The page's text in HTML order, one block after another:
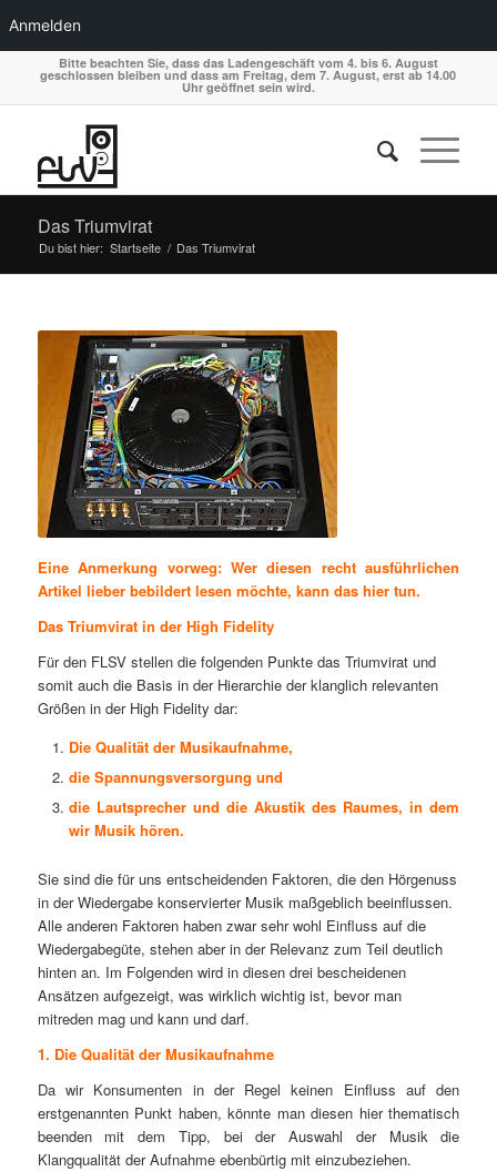
Anmelden
Bitte beachten Sie, dass das Ladengeschäft vom 4. bis 6. August
geschlossen bleiben und dass am Freitag, dem 7. August, erst ab 14.00
Uhr geöffnet sein wird.
Das Triumvirat
Du bist hier: Startseite / Das Triumvirat
Eine Anmerkung vorweg: Wer diesen recht ausführlichen
Artikel lieber bebildert lesen möchte, kann das hiertun.
Das Triumvirat in der High Fidelity
Für den FLSV stellen die folgenden Punkte das Triumvirat und
somit auch die Basis in der Hierarchie der klanglich relevanten
Größen in der High Fidelity dar:
Die Qualität der Musikaufnahme,
die Spannungsversorgung und
die Lautsprecher und die Akustik des Raumes, in dem
wir Musik hören.
Sie sind die für uns entscheidenden Faktoren, die den Hörgenuss
in der Wiedergabe konservierter Musik maßgeblich beeinflussen.
Alle anderen Faktoren haben zwar sehr wohl Einfluss auf die
Wiedergabegüte, stehen aber in der Relevanz zum Teil deutlich
hinten an. Im Folgenden wird in diesen drei bescheidenen
Ansätzen aufgezeigt, was wirklich wichtig ist, bevor man
mitreden mag und kann und darf.
1. Die Qualität der Musikaufnahme
Da wir Konsumenten in der Regel keinen Einfluss auf den
erstgenannten Punkt haben, könnte man diesen hier thematisch
beenden mit dem Tipp, bei der Auswahl der Musik die
Klangqualität der Aufnahme ebenbürtig mit einzubeziehen.